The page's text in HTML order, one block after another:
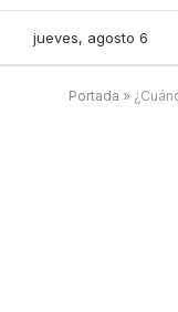
jueves, agosto 6
Portada »